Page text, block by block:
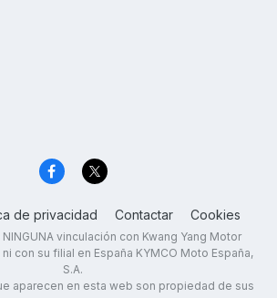
de privacidad Contactar Cookies
vinculación con Kwang Yang Motor
con su filial en España KYMCO Moto España,
S.A.
aparecen en esta web son propiedad de sus